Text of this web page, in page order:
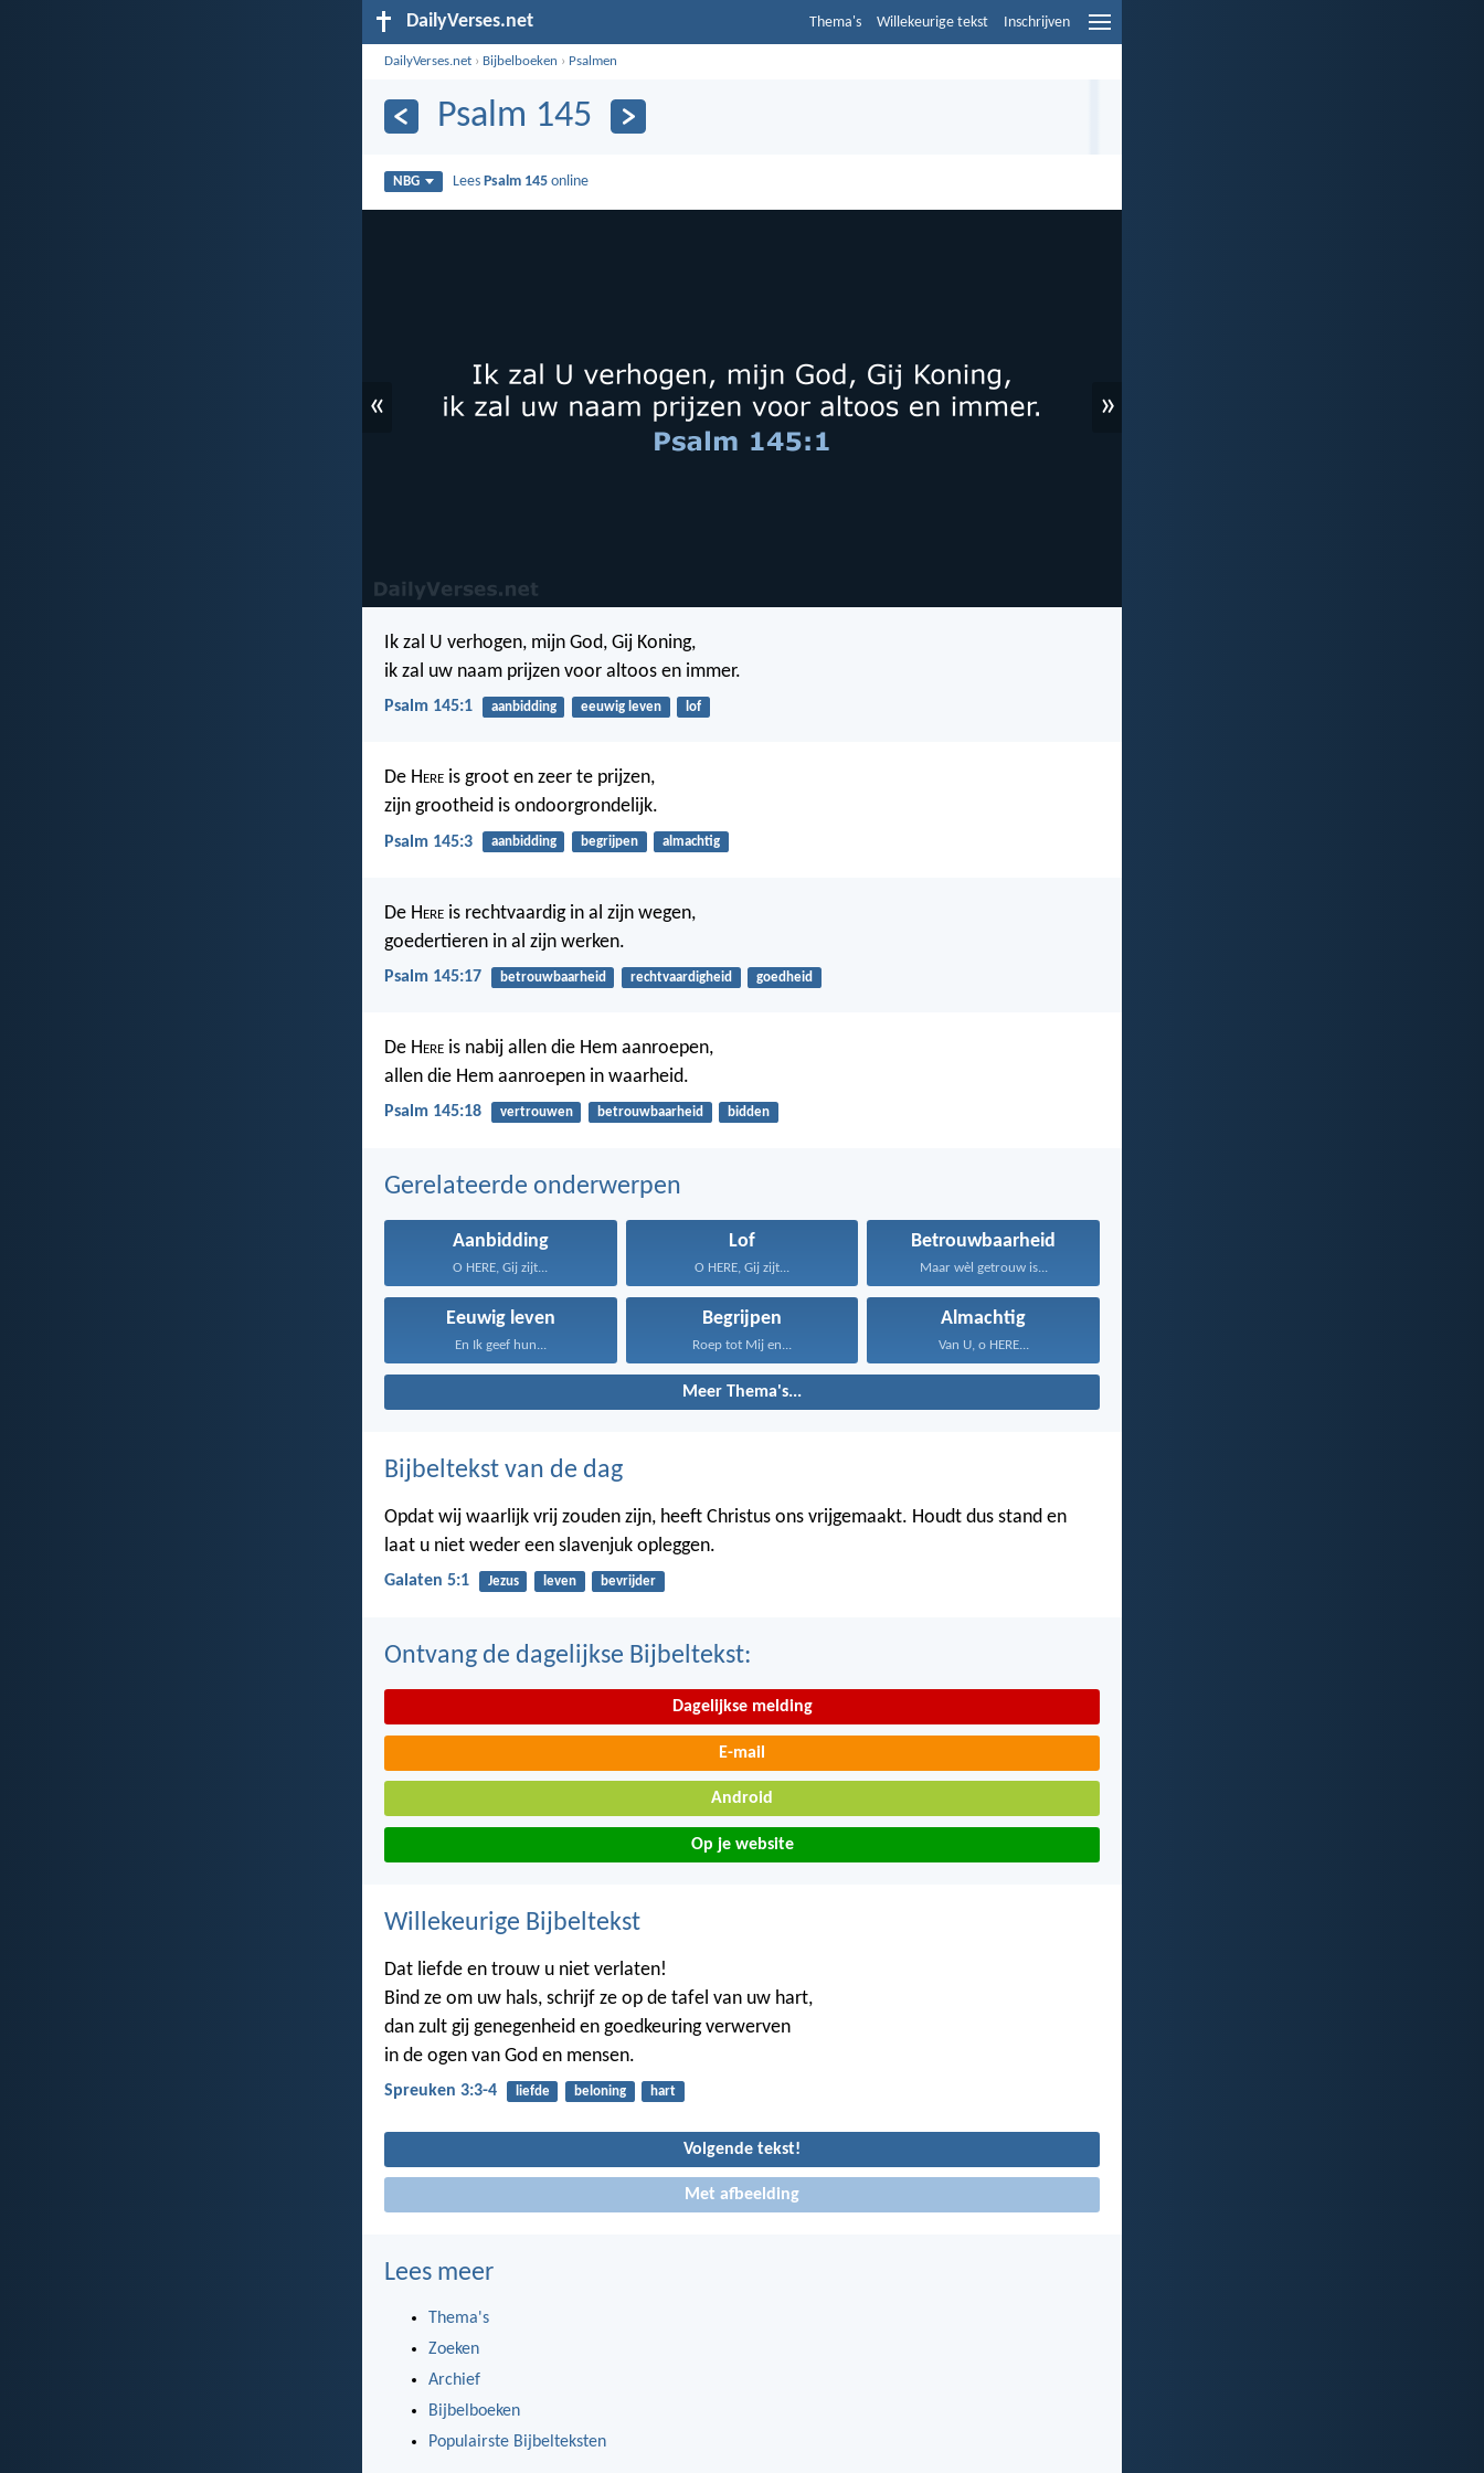
DailyVerses.net Thema's Willekeurige tekst Inschrijven
DailyVerses.net › Bijbelboeken › Psalmen
Psalm 145
NBG Lees Psalm 145 online
« »
Ik zal U verhogen, mijn God, Gij Koning,
ik zal uw naam prijzen voor altoos en immer.
Psalm 145:1 aanbidding eeuwig leven lof
De Here is groot en zeer te prijzen,
zijn grootheid is ondoorgrondelijk.
Psalm 145:3 aanbidding begrijpen almachtig
De Here is rechtvaardig in al zijn wegen,
goedertieren in al zijn werken.
Psalm 145:17 betrouwbaarheid rechtvaardigheid goedheid
De Here is nabij allen die Hem aanroepen,
allen die Hem aanroepen in waarheid.
Psalm 145:18 vertrouwen betrouwbaarheid bidden
Gerelateerde onderwerpen
Aanbidding
O HERE, Gij zijt...
Lof
O HERE, Gij zijt...
Betrouwbaarheid
Maar wèl getrouw is...
Eeuwig leven
En Ik geef hun...
Begrijpen
Roep tot Mij en...
Almachtig
Van U, o HERE...
Meer Thema's...
Bijbeltekst van de dag
Opdat wij waarlijk vrij zouden zijn, heeft Christus ons vrijgemaakt. Houdt dus stand en
laat u niet weder een slavenjuk opleggen.
Galaten 5:1 Jezus leven bevrijder
Ontvang de dagelijkse Bijbeltekst:
Dagelijkse melding
E-mail
Android
Op je website
Willekeurige Bijbeltekst
Dat liefde en trouw u niet verlaten!
Bind ze om uw hals, schrijf ze op de tafel van uw hart,
dan zult gij genegenheid en goedkeuring verwerven
in de ogen van God en mensen.
Spreuken 3:3-4 liefde beloning hart
Volgende tekst!
Met afbeelding
Lees meer
Thema's
Zoeken
Archief
Bijbelboeken
Populairste Bijbelteksten